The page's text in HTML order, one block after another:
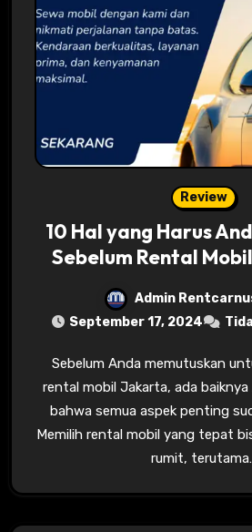
Review
10 Hal yang Harus
Sebelum Rental
Admin
September 17, 2024
Sebelum Anda memutuskan untuk menggunakan
rental mobil Jakarta, ada
bahwa semua aspek penting
Memilih rental mobil yang tepat
rumit,